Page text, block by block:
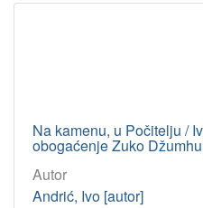
Na kamenu, u Počitelju /
obogaćenje Zuko
Autor
Andrić, Ivo [autor]